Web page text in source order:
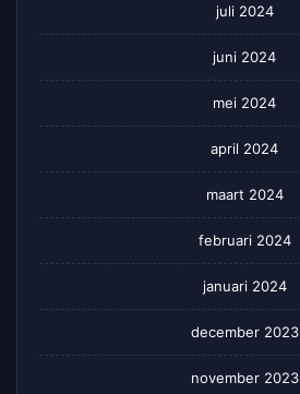
juli 2024
juni 2024
mei 2024
april 2024
maart 2024
februari 2024
januari 2024
december 2023
november 2023